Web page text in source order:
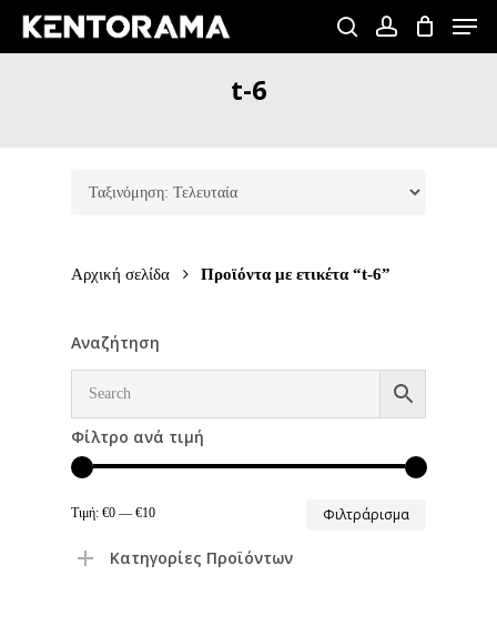
Skip
searchaccount
Menu
t-6
Αρχική σελίδα Προϊόντα με ετικέτα “t-6”
Αναζήτηση
Φίλτρο ανά τιμή
Φιλτράρισμα
Τιμή: €0 — €10
Κατηγορίες Προϊόντων